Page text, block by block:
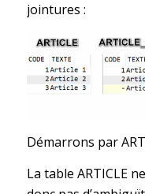
jointures :
Démarrons par
La table ARTICLE